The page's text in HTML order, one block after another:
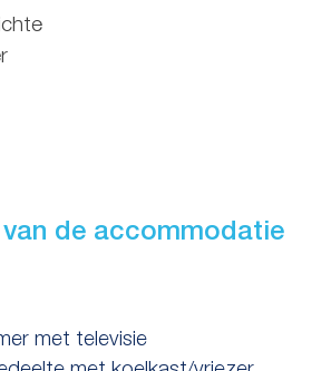
van de accommodatie
met televisie